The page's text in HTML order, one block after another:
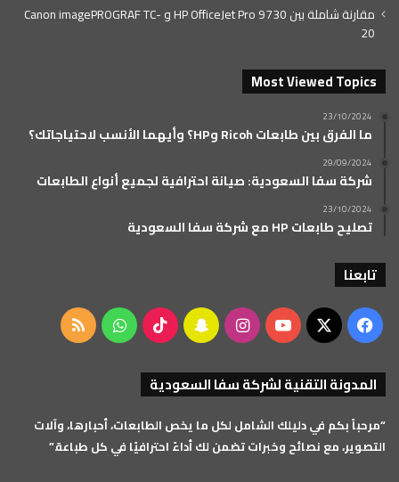
مقارنة شاملة بين HP OfficeJet Pro 9730 و Canon imagePROGRAF TC-
20
Most Viewed Topics
23/10/2024
ما الفرق بين طابعات Ricoh وHP؟ وأيهما الأنسب لاحتياجاتك؟
29/09/2024
شركة سفا السعودية: صيانة احترافية لجميع أنواع الطابعات
23/10/2024
تصليح طابعات HP مع شركة سفا السعودية
تابعنا
فيسبوك
‫X
‫YouTubeانستقرامسناب ‫TikTok واتساب ملخص
المدونة التقنية لشركة سفا السعودية
“مرحباً بكم في دليلك الشامل لكل ما يخص الطابعات، أحبارها، وآلات
التصوير، مع نصائح وخبرات تضمن لك أداءً احترافيًا في كل طباعة.”